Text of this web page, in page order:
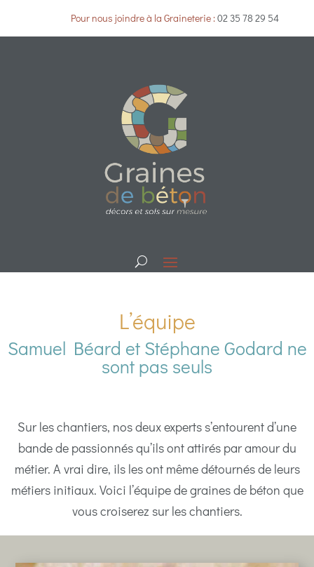
Pour nous joindre à la Graineterie :02 35 78 29 54
L’équipe
Samuel Béard et Stéphane Godard ne
sont pas seuls
Sur les chantiers, nos deux experts s’entourent d’une
bande de passionnés qu’ils ont attirés par amour du
métier. A vrai dire, ils les ont même détournés de leurs
métiers initiaux. Voici l’équipe de graines de béton que
vous croiserez sur les chantiers.